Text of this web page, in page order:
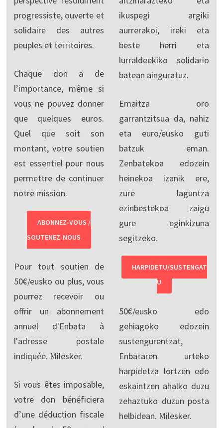
progressiste, ouverte et
solidaire des autres
peuples et territoires.
Chaque don a de
l’importance, même si
vous ne pouvez donner
que quelques euros.
Quel que soit son
montant, votre soutien
est essentiel pour nous
permettre de continuer
notre mission.
ABONNEZ-VOUS /
SOUTENEZ-NOUS
Pour tout soutien de
50€/eusko ou plus, vous
pourrez recevoir ou
offrir un abonnement
annuel d'Enbata à
l'adresse postale
indiquée. Milesker.
Si vous êtes imposable,
votre don bénéficiera
d’une déduction fiscale
ikuspegi argiki
aurrerakoi, ireki eta
beste herri eta
lurraldeekiko solidario
batean ainguratuz.
Emaitza oro
garrantzitsua da, nahiz
eta euro/eusko guti
batzuk eman.
Zenbatekoa edozein
heinekoa izanik ere,
zure laguntza
ezinbestekoa zaigu
gure eginkizuna
segitzeko.
HARPIDETU/SUSTENGAT
U
50€/eusko edo
gehiagoko edozein
sustengurentzat,
Enbataren urteko
harpidetza lortzen edo
eskaintzen ahalko duzu
zehaztuko duzun posta
helbidean. Milesker.